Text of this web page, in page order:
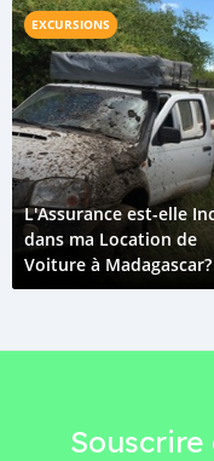
EXCURSIONS
L'Assurance est-elle
dans ma Location de
Voiture à Madagascar?